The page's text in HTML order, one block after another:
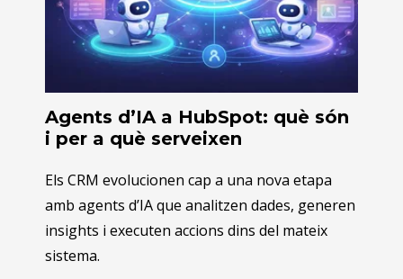
Agents d’IA a HubSpot: què són
i per a què serveixen
Els CRM evolucionen cap a una nova etapa
amb agents d’IA que analitzen dades, generen
insights i executen accions dins del mateix
sistema.